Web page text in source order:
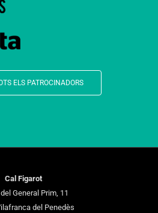
ELS PATROCINADORS
Cal Figarot
General Prim, 11
del Penedès